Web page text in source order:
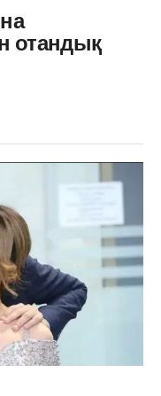
отандық